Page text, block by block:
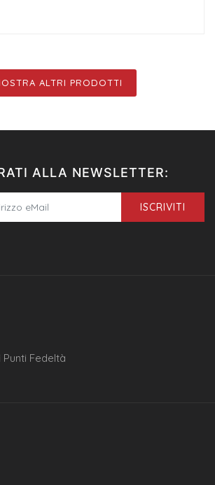
ALTRI PRODOTTI
ALLA NEWSLETTER:
ISCRIVITI
Fedeltà